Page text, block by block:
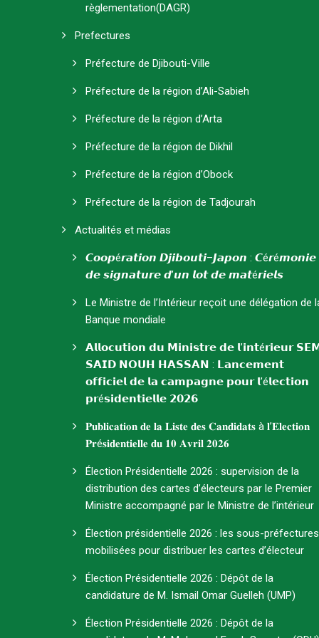
règlementation(DAGR)
Prefectures
Préfecture de Djibouti-Ville
Préfecture de la région d’Ali-Sabieh
Préfecture de la région d’Arta
Préfecture de la région de Dikhil
Préfecture de la région d’Obock
Préfecture de la région de Tadjourah
Actualités et médias
𝘾𝙤𝙤𝙥é𝙧𝙖𝙩𝙞𝙤𝙣 𝘿𝙟𝙞𝙗𝙤𝙪𝙩𝙞–𝙅𝙖𝙥𝙤𝙣 : 𝘾é𝙧é𝙢𝙤𝙣𝙞𝙚
𝙙𝙚 𝙨𝙞𝙜𝙣𝙖𝙩𝙪𝙧𝙚 𝙙’𝙪𝙣 𝙡𝙤𝙩 𝙙𝙚 𝙢𝙖𝙩é𝙧𝙞𝙚𝙡𝙨
Le Ministre de l’Intérieur reçoit une délégation de
Banque mondiale
𝗔𝗹𝗹𝗼𝗰𝘂𝘁𝗶𝗼𝗻 𝗱𝘂 𝗠𝗶𝗻𝗶𝘀𝘁𝗿𝗲 𝗱𝗲 𝗹’𝗶𝗻𝘁é𝗿𝗶𝗲𝘂𝗿
𝗦𝗔𝗜𝗗 𝗡𝗢𝗨𝗛 𝗛𝗔𝗦𝗦𝗔𝗡 : 𝗟𝗮𝗻𝗰𝗲𝗺𝗲𝗻𝘁
𝗼𝗳𝗳𝗶𝗰𝗶𝗲𝗹 𝗱𝗲 𝗹𝗮 𝗰𝗮𝗺𝗽𝗮𝗴𝗻𝗲 𝗽𝗼𝘂𝗿 𝗹’é𝗹𝗲𝗰𝘁𝗶𝗼𝗻
𝗽𝗿é𝘀𝗶𝗱𝗲𝗻𝘁𝗶𝗲𝗹𝗹𝗲 𝟮𝟬𝟮𝟲
𝐏𝐮𝐛𝐥𝐢𝐜𝐚𝐭𝐢𝐨𝐧 𝐝𝐞 𝐥𝐚 𝐋𝐢𝐬𝐭𝐞 𝐝𝐞𝐬 𝐂𝐚𝐧𝐝𝐢𝐝𝐚𝐭𝐬 à 𝐥’𝐄𝐥𝐞𝐜𝐭𝐢𝐨𝐧
𝐏𝐫é𝐬𝐢𝐝𝐞𝐧𝐭𝐢𝐞𝐥𝐥𝐞 𝐝𝐮 𝟏𝟎 𝐀𝐯𝐫𝐢𝐥 𝟐𝟎𝟐𝟔
Élection Présidentielle 2026 : supervision de la
distribution des cartes d’électeurs par le Premier
Ministre accompagné par le Ministre de l’intérieur
Élection présidentielle 2026 : les sous-préfectures
mobilisées pour distribuer les cartes d’électeur
Élection Présidentielle 2026 : Dépôt de la
candidature de M. Ismail Omar Guelleh (UMP)
Élection Présidentielle 2026 : Dépôt de la